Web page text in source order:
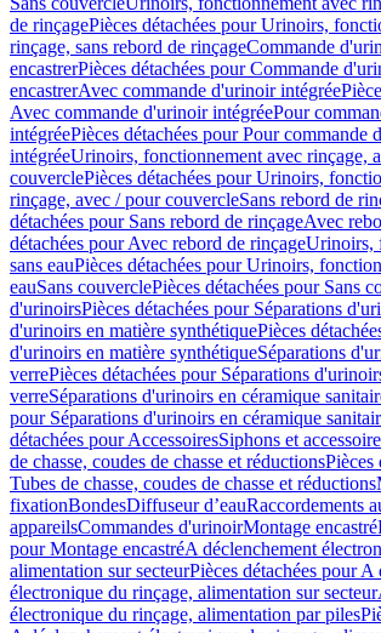
de rinçagePièces détachées pour Urinoirs,
rinçage, sans rebord de rinçageCommande
encastrerPièces détachées pour Commande
encastrerAvec commande d'urinoir intégrée
Avec commande d'urinoir intégréePour
intégréePièces détachées pour Pour commande
intégréeUrinoirs, fonctionnement avec rinçage,
couverclePièces détachées pour Urinoirs,
rinçage, avec / pour couvercleSans rebord de
détachées pour Sans rebord de rinçageAvec
détachées pour Avec rebord de rinçageUrinoirs,
sans eauPièces détachées pour Urinoirs,
eauSans couverclePièces détachées pour Sans
d'urinoirsPièces détachées pour Séparations
d'urinoirs en matière synthétiquePièces
d'urinoirs en matière synthétiqueSéparations
verrePièces détachées pour Séparations
verreSéparations d'urinoirs en céramique
pour Séparations d'urinoirs en céramique
détachées pour AccessoiresSiphons et
de chasse, coudes de chasse et réductionsPièces
Tubes de chasse, coudes de chasse et réductions
fixationBondesDiffuseur d’eauRaccordements
appareilsCommandes d'urinoirMontage encastré
pour Montage encastréA déclenchement
alimentation sur secteurPièces détachées pour A
électronique du rinçage, alimentation sur secteur
électronique du rinçage, alimentation par piles